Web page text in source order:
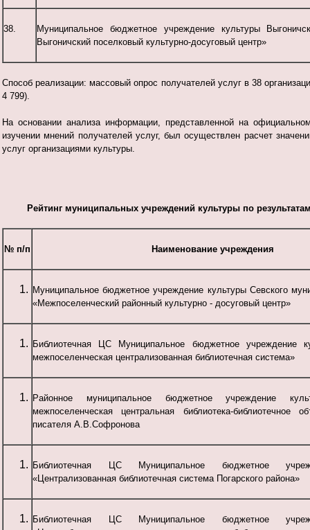
38.
Муниципальное бюджетное учреждение культуры
Выгоничский поселковый культурно-досуговый центр»
Способ реализации: массовый опрос получателей услуг в 38
4 799).
На основании анализа информации, представленной на
изучении мнений получателей услуг, был осуществлен расчет
услуг организациями культуры.
Рейтинг муниципальных учреждений культуры по
№ п/п Наименование учреждения
Муниципальное бюджетное учреждение культуры Севского
«Межпоселенческий районный культурно - досуговый центр»
Библиотечная ЦС Муниципальное бюджетное учреждение
межпоселенческая централизованная библиотечная система»
Районное муниципальное бюджетное учреждение
межпоселенческая центральная библиотека-библиотечное
писателя А.В.Софронова
Библиотечная ЦС Муниципальное бюджетное
«Централизованная библиотечная система Погарского района»
Библиотечная ЦС Муниципальное бюджетное